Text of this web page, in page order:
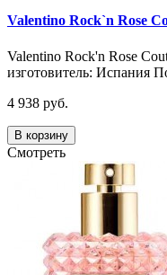
Valentino Rock`n Rose
Valentino Rock'n Rose
изготовитель: Испания
4 938 руб.
В корзину
Смотреть